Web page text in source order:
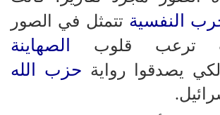
النفسية تتمثل في الصور
ترعب قلوب الصهاينة
لكي يصدقوا رواية حزب الله